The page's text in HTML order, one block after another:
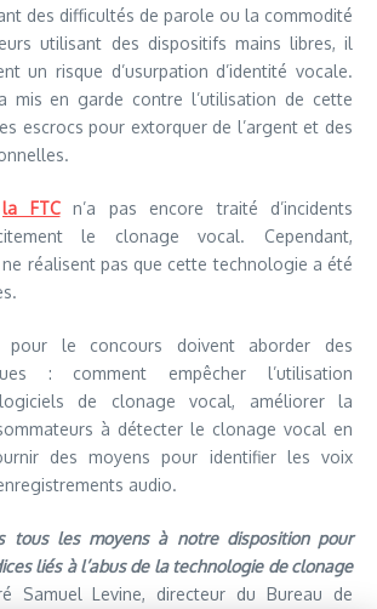
des difficultés de parole ou la commodité
utilisant des dispositifs mains libres, il
un risque d’usurpation d’identité vocale.
mis en garde contre l’utilisation de cette
escrocs pour extorquer de l’argent et des
la FTCn’a pas encore traité d’incidents
le clonage vocal. Cependant,
réalisent pas que cette technologie a été
pour le concours doivent aborder des
: comment empêcher l’utilisation
de clonage vocal, améliorer la
à détecter le clonage vocal en
des moyens pour identifier les voix
audio.
tous les moyens à notre disposition pour
liés à l’abus de la technologie de clonage
Samuel Levine, directeur du Bureau de